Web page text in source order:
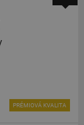
PRÉMIOVÁ KVALITA